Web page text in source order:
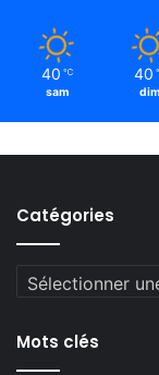
40 ℃
sam
40
dim
Catégories
Catégories
Mots clés